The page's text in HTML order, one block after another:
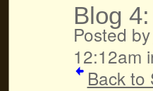
Blog
Posted by
12:12am
Back to